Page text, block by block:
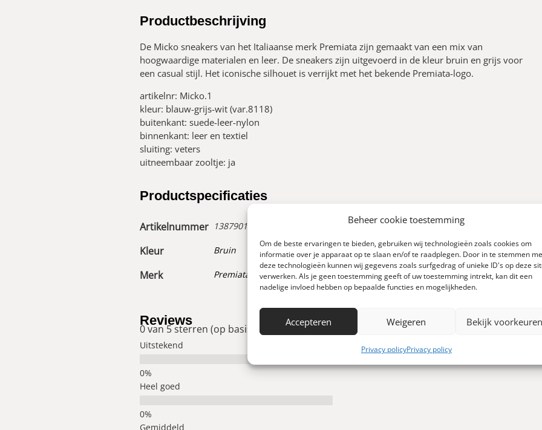
Beheer cookie toestemming
Om de beste ervaringen te bieden, gebruiken wij technologieën zoals cookies om
informatie over je apparaat op te slaan en/of te raadplegen. Door in te stemmen
deze technologieën kunnen wij gegevens zoals surfgedrag of unieke ID's op deze
verwerken. Als je geen toestemming geeft of uw toestemming intrekt, kan dit een
nadelige invloed hebben op bepaalde functies en mogelijkheden.
Accepteren Weigeren Bekijk voorkeuren
Privacy policyPrivacy policy
Productbeschrijving
De Micko sneakers van het Italiaanse merk Premiata zijn gemaakt van een mix van
hoogwaardige materialen en leer. De sneakers zijn uitgevoerd in de kleur bruin en grijs voor
een casual stijl. Het iconische silhouet is verrijkt met het bekende Premiata-logo.
artikelnr: Micko.1
kleur: blauw-grijs-wit (var.8118)
buitenkant: suede-leer-nylon
binnenkant: leer en textiel
sluiting: veters
uitneembaar zooltje: ja
Productspecificaties
Artikelnummer 138790130000
Kleur Bruin
Merk Premiata
Reviews
0 van 5 sterren (op basis van 0 reviews)
Uitstekend
Heel goed
Gemiddeld
Schrijf een review